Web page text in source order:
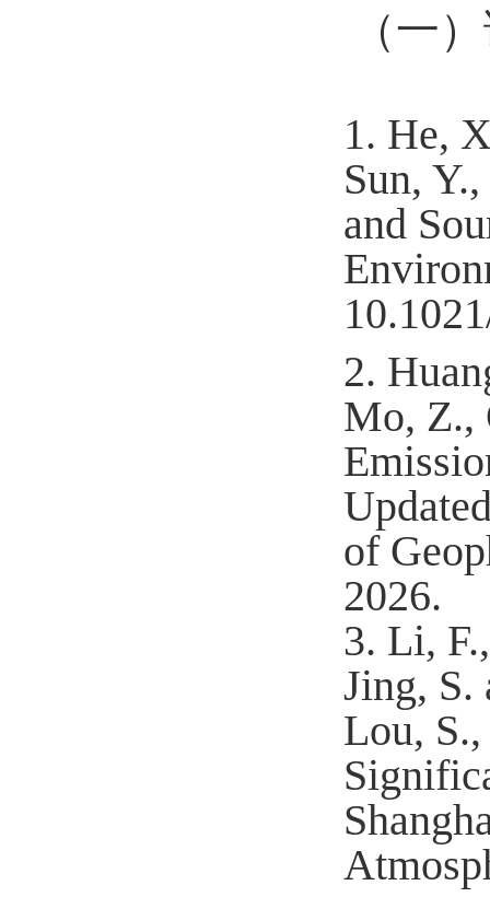
（一
1. He,
Sun,
and
2.
Mo, Z.,
of
2026.
3. Li,
Jing, S.
Lou,